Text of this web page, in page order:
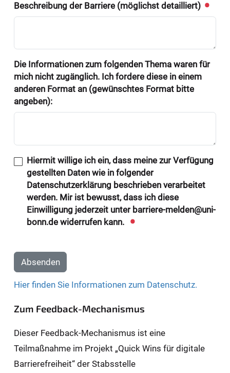
Beschreibung der Barriere (möglichst detailliert)
Die Informationen zum folgenden Thema waren für
mich nicht zugänglich. Ich fordere diese in einem
anderen Format an (gewünschtes Format bitte
angeben):
Hiermit willige ich ein, dass meine zur Verfügung
gestellten Daten wie in folgender
Datenschutzerklärung beschrieben verarbeitet
werden. Mir ist bewusst, dass ich diese
Einwilligung jederzeit unter barriere-melden@uni-
bonn.de widerrufen kann.
Absenden
Hier finden Sie Informationen zum Datenschutz.
Zum Feedback-Mechanismus
Dieser Feedback-Mechanismus ist eine
Teilmaßnahme im Projekt „Quick Wins für digitale
Barrierefreiheit“ der Stabsstelle